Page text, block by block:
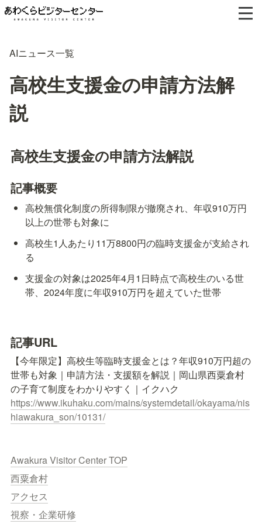
AIニュース一覧
高校生支援金の申請方法解
説
高校生支援金の申請方法解説
記事概要
高校無償化制度の所得制限が撤廃され、年収910万円
以上の世帯も対象に
高校生1人あたり11万8800円の臨時支援金が支給され
る
支援金の対象は2025年4月1日時点で高校生のいる世
帯、2024年度に年収910万円を超えていた世帯
記事URL
【今年限定】高校生等臨時支援金とは？年収910万円超の
世帯も対象｜申請方法・支援額を解説｜岡山県西粟倉村
https://www.ikuhaku.com/mains/systemdetail/okayama/nis
hiawakura_son/10131/
Awakura Visitor Center TOP
西粟倉村
アクセス
視察・企業研修